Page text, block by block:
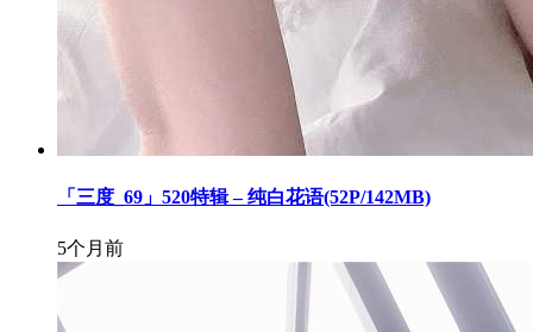
「三度_69」520特辑 – 纯白花语(52P/142MB)
5个月前